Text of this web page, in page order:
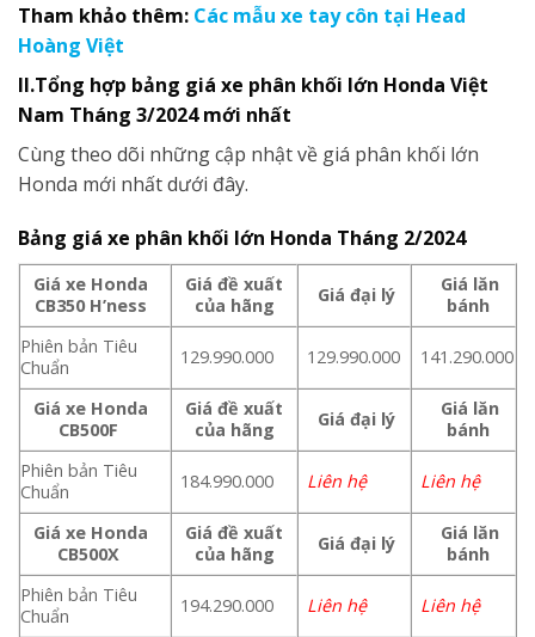
Tham khảo thêm: Các mẫu xe tay côn tại Head
Hoàng Việt
II.Tổng hợp bảng giá xe phân khối lớn Honda Việt
Nam Tháng 3/2024 mới nhất
Cùng theo dõi những cập nhật về giá phân khối lớn
Honda mới nhất dưới đây.
Bảng giá xe phân khối lớn Honda Tháng 2/2024
Giá xe Honda
CB350 H’ness
Giá đề xuất
của hãng
Giá đại lý
Giá lăn
bánh
Phiên bản Tiêu
Chuẩn
129.990.000 129.990.000 141.290.000
Giá xe Honda
CB500F
Giá đề xuất
của hãng
Giá đại lý
Giá lăn
bánh
Phiên bản Tiêu
Chuẩn
184.990.000 Liên hệ Liên hệ
Giá xe Honda
CB500X
Giá đề xuất
của hãng
Giá đại lý
Giá lăn
bánh
Phiên bản Tiêu
Chuẩn
194.290.000 Liên hệ Liên hệ